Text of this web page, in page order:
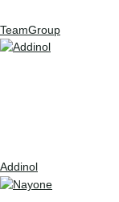
TeamGroup
Addinol